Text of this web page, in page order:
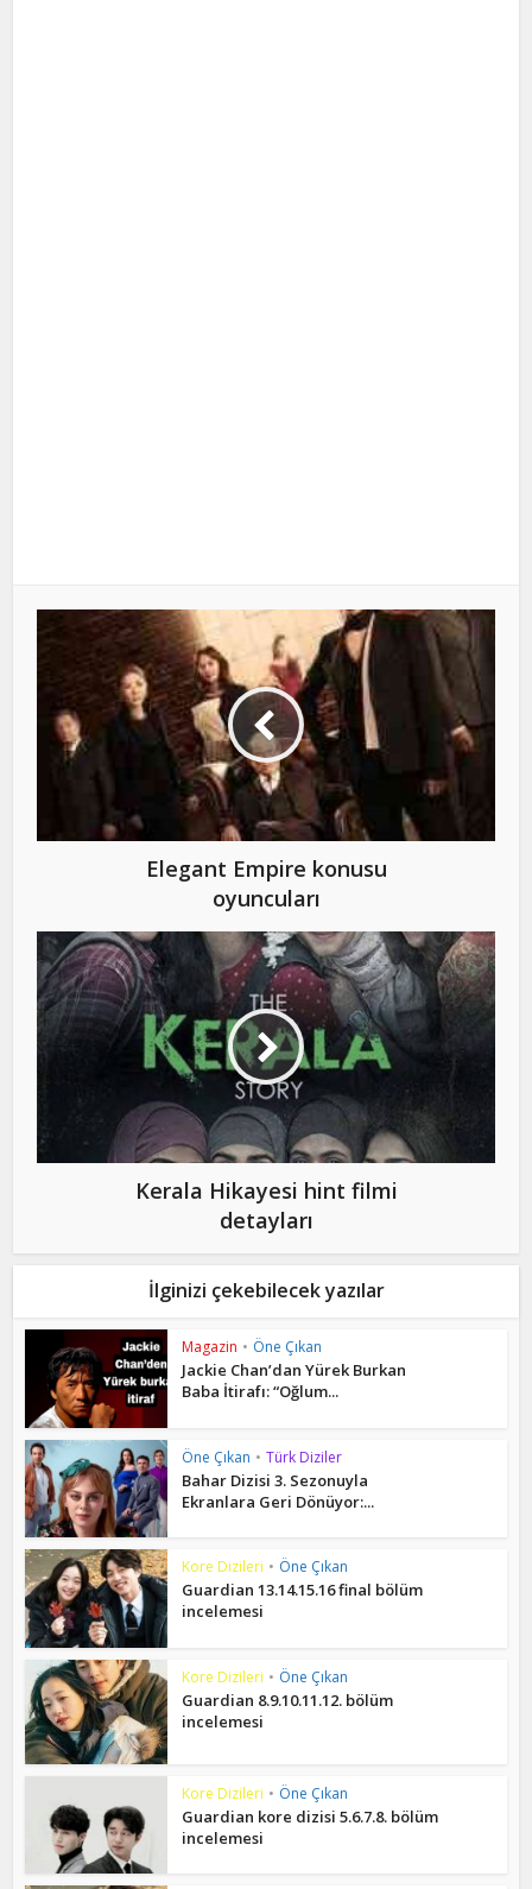
Elegant Empire konusu
oyuncuları
Kerala Hikayesi hint filmi
detayları
İlginizi çekebilecek yazılar
Magazin • Öne Çıkan
Jackie Chan’dan Yürek Burkan
Baba İtirafı: “Oğlum...
Öne Çıkan • Türk Diziler
Bahar Dizisi 3. Sezonuyla
Ekranlara Geri Dönüyor:...
Kore Dizileri • Öne Çıkan
Guardian 13.14.15.16 final bölüm
incelemesi
Kore Dizileri • Öne Çıkan
Guardian 8.9.10.11.12. bölüm
incelemesi
Kore Dizileri • Öne Çıkan
Guardian kore dizisi 5.6.7.8. bölüm
incelemesi